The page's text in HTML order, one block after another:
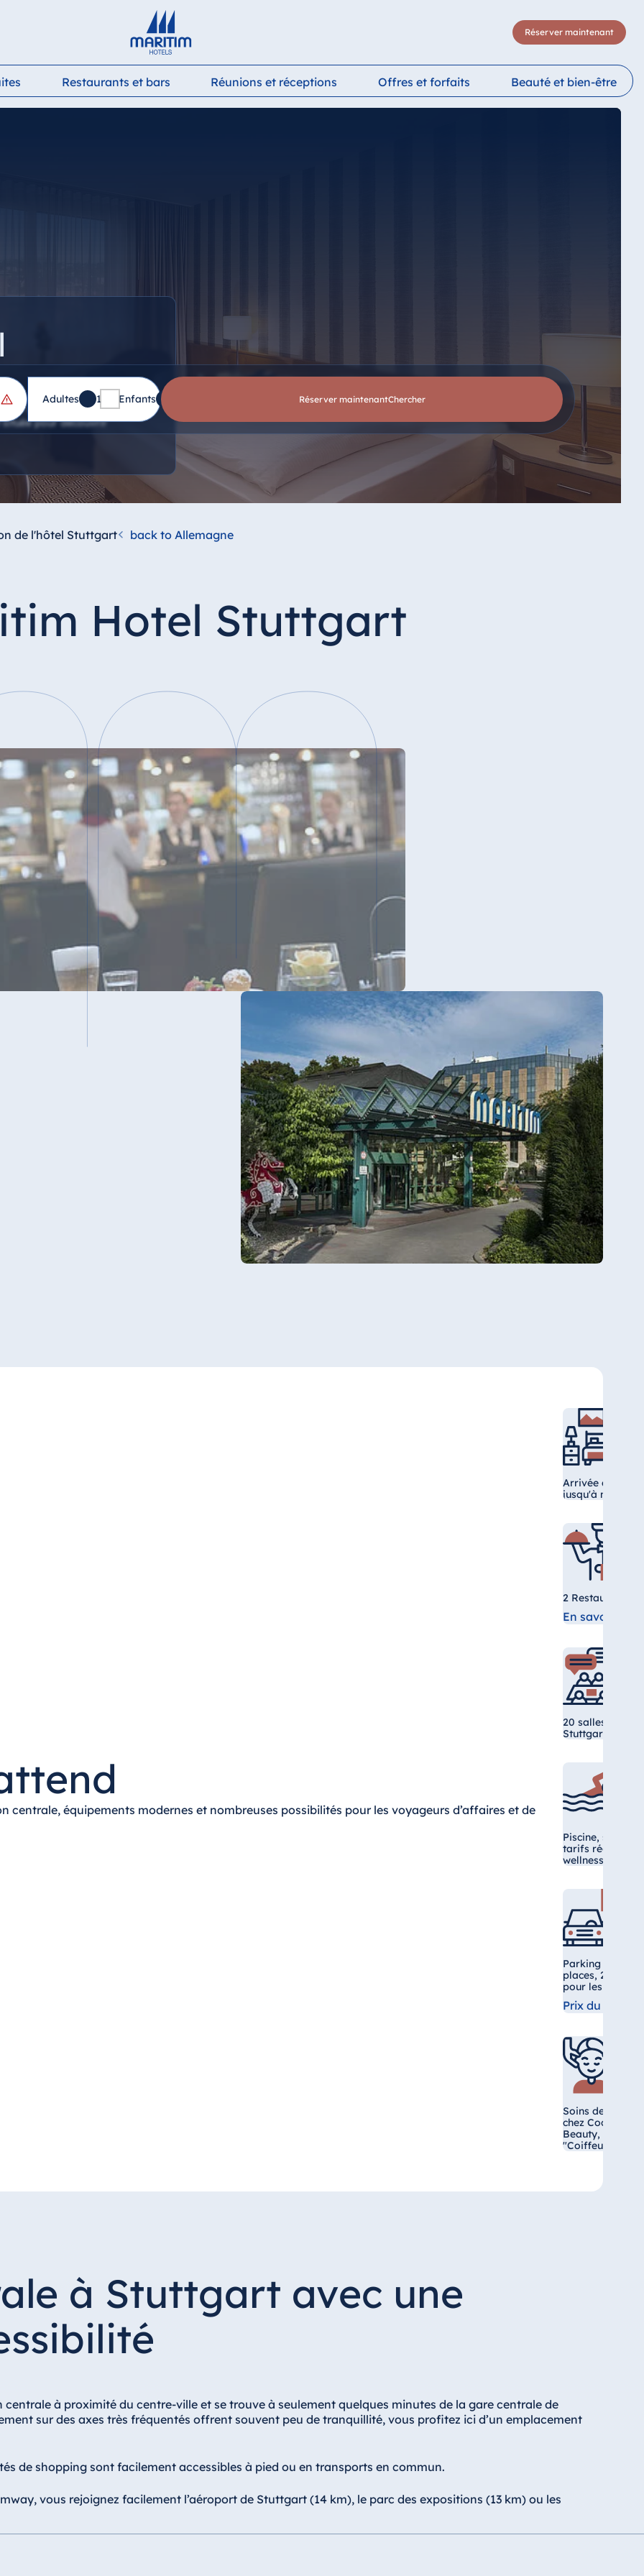
Réserver maintenant
Restaurants et bars Réunions et réceptions Offres et forfaits Beauté et bien-être
la gare, une confortable
pour découvrir
Adultes 1 Enfants Réserver maintenant chercher
de l'hôtel Stuttgart back to Allemagne
Hotel Stuttgart
centrale, équipements modernes et nombreuses possibilités pour les voyageurs d’affaires et de
Arrivée à partir
jusqu'à midi
2 Restaurants,
En savoir plus
20 salles de
Stuttgarter
Piscine, sauna,
tarifs réduits au
wellnessclub
Parking
places, 27
pour les
Prix du
Soins de
chez Cocoon
Beauty, salon
"Coiffeur de
à Stuttgart avec une
à proximité du centre-ville et se trouve à seulement quelques minutes de la gare centrale de
sur des axes très fréquentés offrent souvent peu de tranquillité, vous profitez ici d’un emplacement
de shopping sont facilement accessibles à pied ou en transports en commun.
vous rejoignez facilement l’aéroport de Stuttgart (14 km), le parc des expositions (13 km) ou les